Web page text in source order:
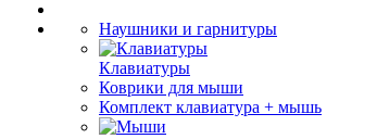
Наушники и гарнитуры
Клавиатуры
Коврики для мыши
Комплект клавиатура + мышь